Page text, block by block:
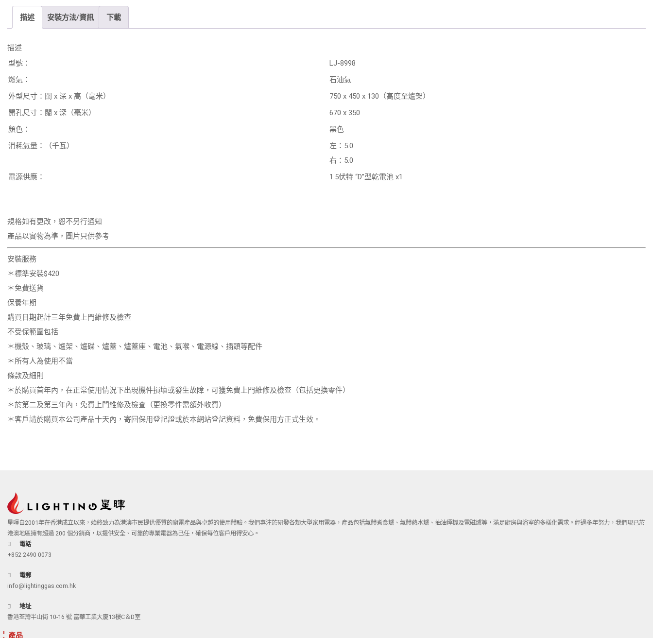
描述 安裝方法/資訊 下載
描述
型號：
LJ-8998
燃氣：
石油氣
外型尺寸：闊 x 深 x 高（毫米）
750 x 450 x 130（高度至爐架）
開孔尺寸：闊 x 深（毫米）
670 x 350
顏色：
黑色
消耗氣量：（千瓦）
左：5.0
右：5.0
電源供應：
1.5伏特 “D”型乾電池 x1
規格如有更改，恕不另行通知
產品以實物為準，圖片只供參考
安裝服務
＊標準安裝$420
＊免費送貨
保養年期
購買日期起計三年免費上門維修及檢查
不受保範圍包括
＊機殼、玻璃、爐架、爐碟、爐蓋、爐蓋座、電池、氣喉、電源線、插頭等配件
＊所有人為使用不當
條款及細則
＊於購買首年內，在正常使用情況下出現機件損壞或發生故障，可獲免費上門維修及檢查（包括更換零件）
＊於第二及第三年內，免費上門維修及檢查（更換零件需額外收費）
＊客戶請於購買本公司產品十天內，寄回保用登記證或於本網站登記資料，免費保用方正式生效。
星暉自2001年在香港成立以來，始終致力為港澳市民提供優質的廚電產品與卓越的使用體驗。我們專注於研發各類大型家用電器，產品包括氣體煮食爐、氣體熱水爐、抽油煙機及電磁爐等，滿足廚房與浴室的多樣化需求。經過多年努力，我們現已於
港澳地區擁有超過 200 個分銷商 ，以提供安全、可靠的專業電器為己任，確保每位客戶用得安心。
電話
+852 2490 0073
電郵
info@lightinggas.com.hk
地址
香港荃灣半山街 10-16 號 富華工業大廈13樓C＆D室
產品